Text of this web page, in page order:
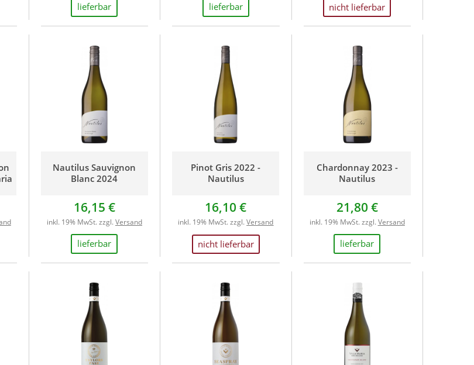
lieferbar lieferbar nicht lieferbar
Nautilus Sauvignon
Blanc 2024
16,15 €
lieferbar
inkl. 19% MwSt. zzgl. Versand
Pinot Gris 2022 -
Nautilus
16,10 €
nicht lieferbar
inkl. 19% MwSt. zzgl.Versand
Chardonnay 2023 -
Nautilus
21,80 €
lieferbar
inkl. 19% MwSt. zzgl. Versand